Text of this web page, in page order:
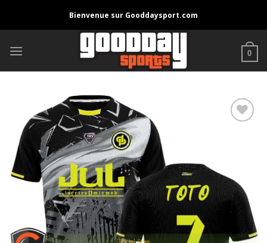
Bienvenue sur Gooddaysport.com
0